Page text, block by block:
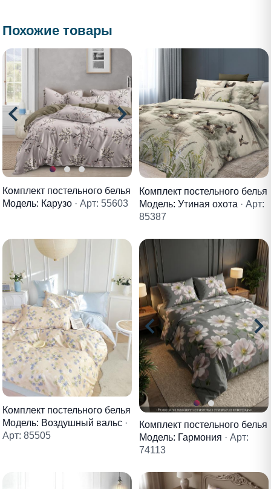
Похожие товары
Комплект постельного белья
Модель: Карузо · Арт: 55603
Комплект постельного белья
Модель: Утиная охота · Арт:
85387
Комплект постельного белья
Модель: Воздушный вальс ·
Арт: 85505
Комплект постельного белья
Модель: Гармония · Арт:
74113